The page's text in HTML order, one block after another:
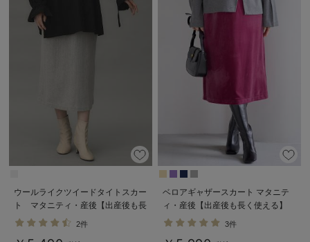
ウールライクツイードタイトスカー
ト マタニティ・産後【出産後も長
く使える】
2件
ベロアギャザースカート マタニテ
ィ・産後【出産後も長く使える】
3件